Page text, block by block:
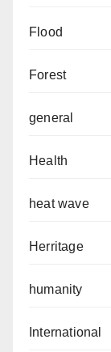
Flood
Forest
general
Health
heat wave
Herritage
humanity
International